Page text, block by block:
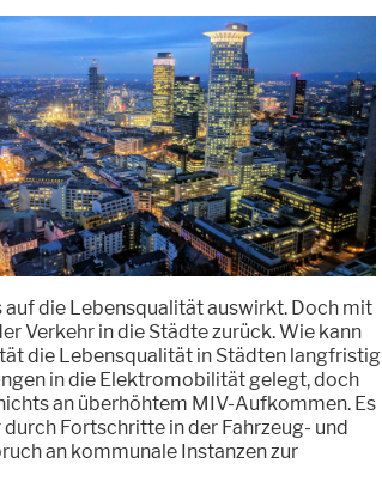
die Lebensqualität auswirkt. Doch mit
Verkehr in die Städte zurück. Wie kann
die Lebensqualität in Städten langfristig
in die Elektromobilität gelegt, doch
an überhöhtem MIV-Aufkommen. Es
Fortschritte in der Fahrzeug- und
an kommunale Instanzen zur